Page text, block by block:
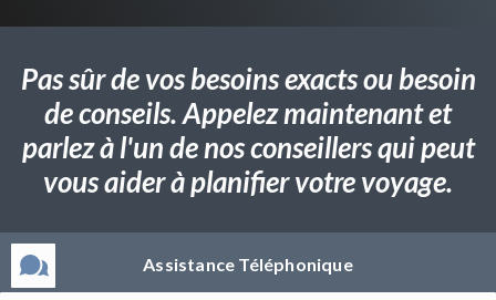
Pas sûr de vos besoins exacts ou besoin
de conseils. Appelez maintenant et
parlez à l'un de nos conseillers qui peut
vous aider à planifier votre voyage.
Assistance Téléphonique